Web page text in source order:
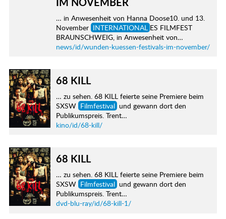
… in Anwesenheit von Hanna Doose10. und 13.
November INTERNATIONAL ES FILMFEST
BRAUNSCHWEIG, in Anwesenheit von…
news/id/wunden-kuessen-festivals-im-november/
68 KILL
… zu sehen. 68 KILL feierte seine Premiere beim
SXSW Filmfestival und gewann dort den
Publikumspreis. Trent…
kino/id/68-kill/
68 KILL
… zu sehen. 68 KILL feierte seine Premiere beim
SXSW Filmfestival und gewann dort den
Publikumspreis. Trent…
dvd-blu-ray/id/68-kill-1/